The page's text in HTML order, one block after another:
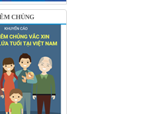
CHỦNG